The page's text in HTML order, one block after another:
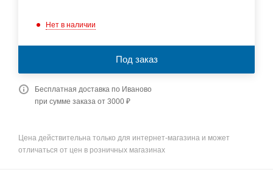
Нет в наличии
Под заказ
Бесплатная доставка по Иваново
при сумме заказа от 3000 ₽
Цена действительна только для интернет-магазина и может
отличаться от цен в розничных магазинах